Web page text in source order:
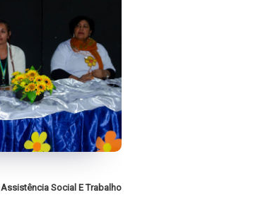
Assistência Social E Trabalho